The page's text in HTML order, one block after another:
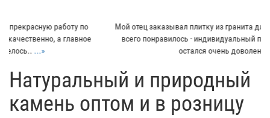
Мой отец заказывал плитку из гранита для своего дома. Больше
всего понравилось - индивидуальный подход к клиенту. Отец
...»
​Натуральный и природный
камень оптом и в розницу